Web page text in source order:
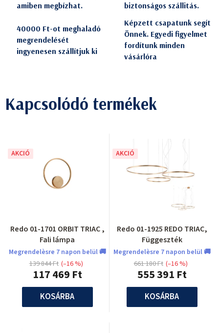
amiben megbízhat.
biztonságos szállitás.
40000 Ft-ot meghaladó
megrendelését
ingyenesen szállítjuk ki
Képzett csapatunk segít
Önnek. Egyedi figyelmet
fordítunk minden
vásárlóra
Kapcsolódó termékek
AKCIÓ
Redo 01-1701 ORBIT TRIAC ,
Fali lámpa
Megrendelèsre 7 napon belül 🚚
117 469 Ft
139 844 Ft (–16 %)
KOSÁRBA
AKCIÓ
Redo 01-1925 REDO TRIAC,
Függeszték
Megrendelèsre 7 napon belül 🚚
555 391 Ft
661 180 Ft (–16 %)
KOSÁRBA